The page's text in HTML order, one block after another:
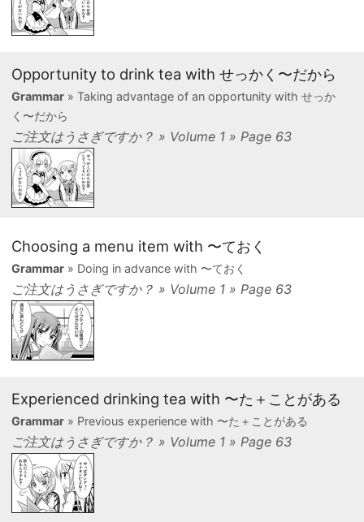
Opportunity to drink tea with せっかく〜だから
Grammar» Taking advantage of an opportunity with せっか
く〜だから
ご注文はうさぎですか？ » Volume 1 » Page 63
Choosing a menu item with 〜ておく
Grammar» Doing in advance with 〜ておく
ご注文はうさぎですか？ » Volume 1 » Page 63
Experienced drinking tea with 〜た＋ことがある
Grammar» Previous experience with 〜た＋ことがある
ご注文はうさぎですか？ » Volume 1 » Page 63